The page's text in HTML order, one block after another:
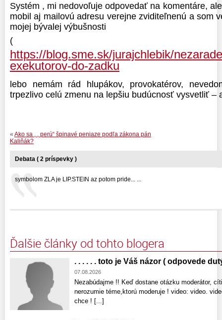
Systém , mi nedovoľuje odpovedať na komentáre,
mobil aj mailovú adresu verejne zviditeľnenú a som
mojej bývalej výbušnosti
(
https://blog.sme.sk/jurajchlebik/
exekutorov-do-zadku
lebo nemám rád hlupákov, provokatérov,
trpezlivo celú zmenu na lepšiu budúcnosť vysvetliť –
« Ako sa , , perú“ špinavé peniaze podľa zákona pán
Kaliňák?
Debata ( 2 príspevky )
symbolom ZLA je LIP.STEIN az potom pride... ...
Ďalšie články od tohto blogera
. . . . . . toto je Váš názor ( odpovede
07.08.2026
Nezabúdajme !! Keď dostane otázku moderátor,
nerozumie téme,ktorú moderuje ! video: video.
chce ! [...]